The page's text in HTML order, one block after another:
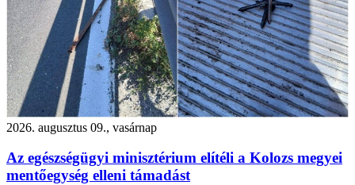
2026. augusztus 09., vasárnap
Az egészségügyi minisztérium elítéli a Kolozs megyei
mentőegység elleni támadást